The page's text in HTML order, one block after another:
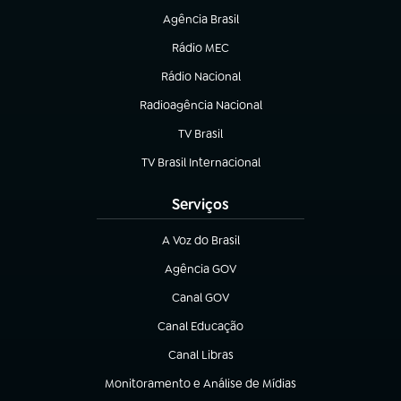
Agência Brasil
(abre em nova aba)
Rádio MEC
Rádio Nacional
(abre em nova aba)
Radioagência Nacional
(abre em nova aba)
TV Brasil
(abre em nova aba)
TV Brasil Internacional
(abre em nova aba)
Serviços
A Voz do Brasil
(abre em nova aba)
Agência GOV
(abre em nova aba)
Canal GOV
(abre em nova aba)
Canal Educação
(abre em nova aba)
Canal Libras
(abre em nova aba)
Monitoramento e Análise de Mídias
(abre em nova aba)